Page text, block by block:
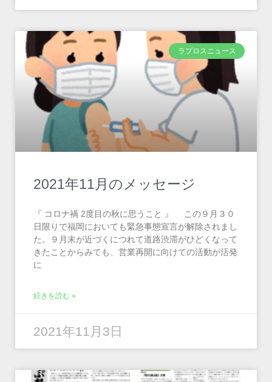
ラプロスニュース
2021年11月のメッセージ
『 コロナ禍 2度目の秋に思うこと 』 この９月３０
日限りで福岡においても緊急事態宣言が解除されまし
た。９月末が近づくにつれて道路渋滞がひどくなって
きたことからみても、営業再開に向けての活動が活発
に
続きを読む »
2021年11月3日